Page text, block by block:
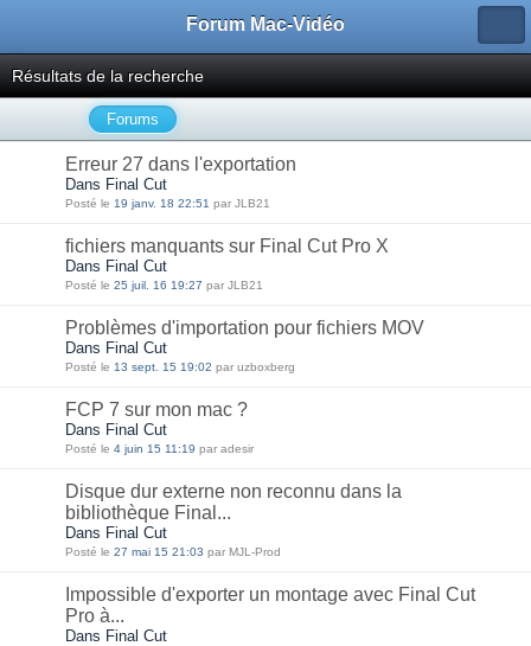
Forum Mac-Vidéo
Résultats de la recherche
Forums
Erreur 27 dans l'exportation
Dans Final Cut
Posté le 19 janv. 18 22:51 par JLB21
fichiers manquants sur Final Cut Pro X
Dans Final Cut
Posté le 25 juil. 16 19:27 par JLB21
Problèmes d'importation pour fichiers MOV
Dans Final Cut
Posté le 13 sept. 15 19:02 par uzboxberg
FCP 7 sur mon mac ?
Dans Final Cut
Posté le 4 juin 15 11:19 par adesir
Disque dur externe non reconnu dans la
bibliothèque Final...
Dans Final Cut
Posté le 27 mai 15 21:03 par MJL-Prod
Impossible d'exporter un montage avec Final Cut
Pro à...
Dans Final Cut